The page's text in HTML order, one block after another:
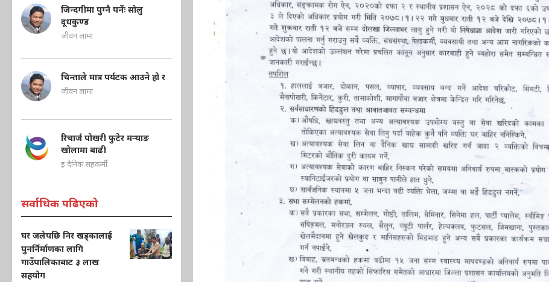
जिन्दगीमा पुुग्नै पर्नेः सोलु
दूधकुण्ड
जीवन लामा
चिन्ताले मात्र पर्यटक आउने हो र
जीवन लामा
रिचार्ज पोखरी फुटेर मऱ्याङ
खोलामा बाढी
इ दैनिक सहकर्मी
सर्वाधिक पढिएको
घर जलेपछि निर खड्कालाई
पुनर्निर्माणका लागि
गाउँपालिकाबाट ३ लाख
सहयोग